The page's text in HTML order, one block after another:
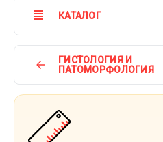
КАТАЛОГ
ГИСТОЛОГИЯ И
ПАТОМОРФОЛОГИЯ